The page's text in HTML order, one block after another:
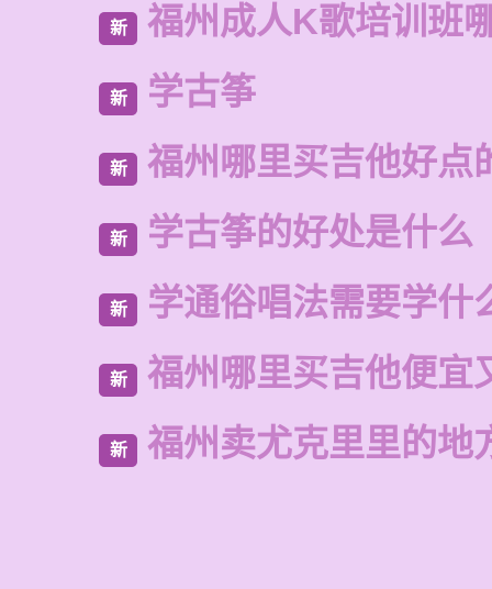
新 福州成人K歌培训班
新 学古筝
新 福州哪里买吉他好点
新 学古筝的好处是什么
新 学通俗唱法需要学什
新 福州哪里买吉他便宜
新 福州卖尤克里里的地